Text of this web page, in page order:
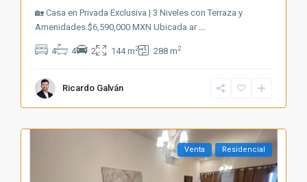
🏡 Casa en Privada Exclusiva | 3 Niveles con Terraza y
Amenidades $6,590,000 MXN Ubicada ar
4 4 2 144 m2 288 m2
Ricardo Galván
Venta Residencial